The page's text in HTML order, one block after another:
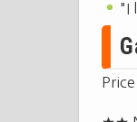
"I